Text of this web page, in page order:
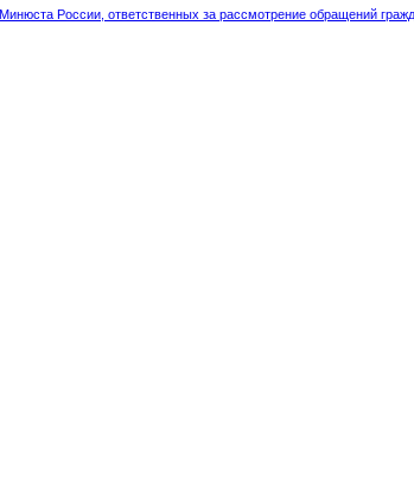
России, ответственных за рассмотрение обращений